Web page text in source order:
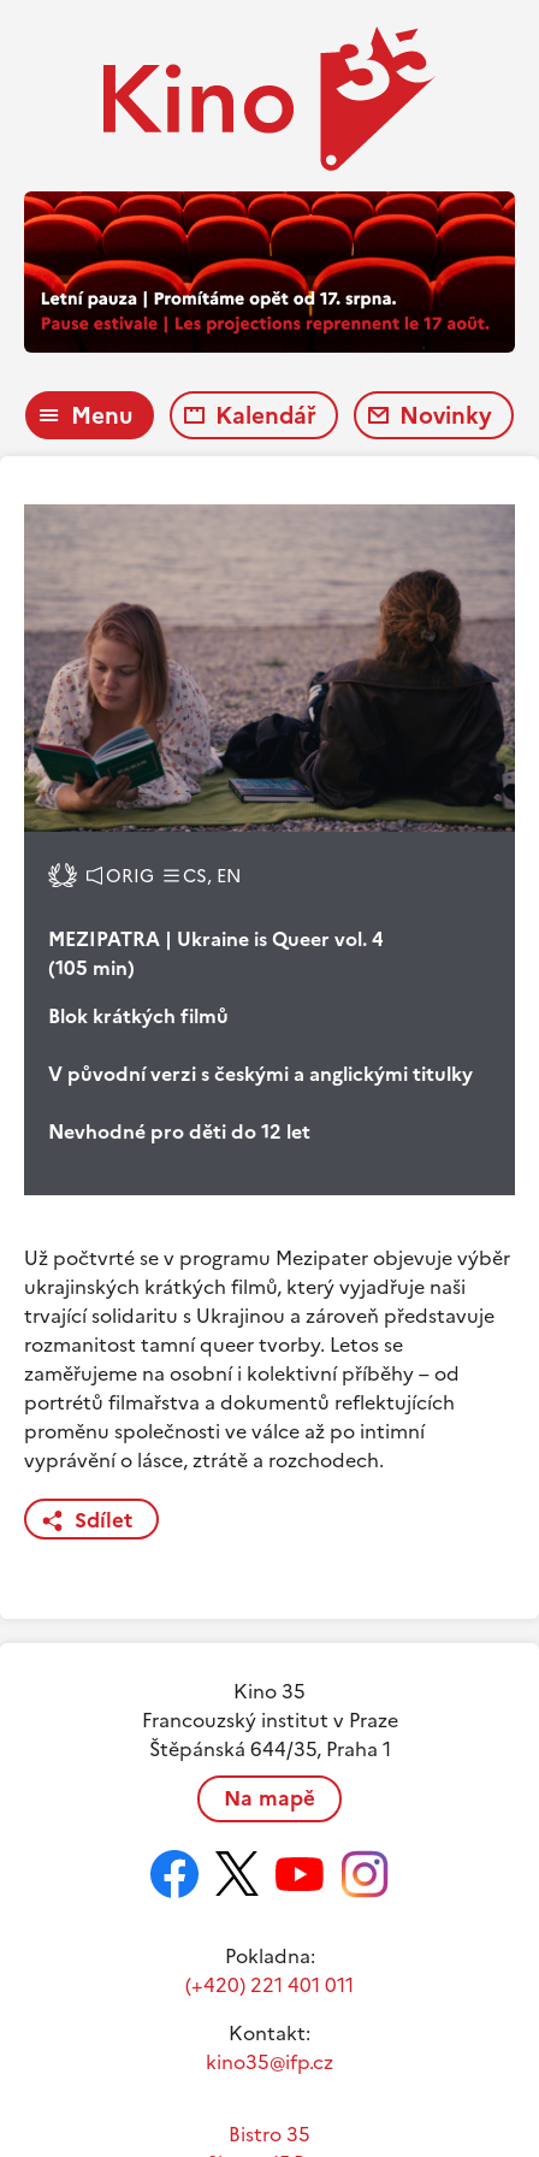
Menu Kalendář Novinky
ORIG CS, EN
MEZIPATRA | Ukraine is Queer vol. 4
(105 min)
Blok krátkých filmů
V původní verzi s českými a anglickými titulky
Nevhodné pro děti do 12 let
Už počtvrté se v programu Mezipater objevuje výběr
ukrajinských krátkých filmů, který vyjadřuje naši
trvající solidaritu s Ukrajinou a zároveň představuje
rozmanitost tamní queer tvorby. Letos se
zaměřujeme na osobní i kolektivní příběhy – od
portrétů filmařstva a dokumentů reflektujících
proměnu společnosti ve válce až po intimní
vyprávění o lásce, ztrátě a rozchodech.
Sdílet
Kino 35
Francouzský institut v Praze
Štěpánská 644/35, Praha 1
Na mapě
Pokladna:
(+420) 221 401 011
Kontakt:
kino35@ifp.cz
Bistro 35